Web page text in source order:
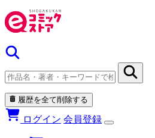
履歴を全て削除する
ログイン 会員登録